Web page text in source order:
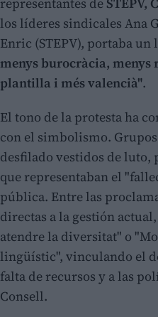
los líderes sindicales Ana
Enric (STEPV), portaba un
menys burocràcia, menys
plantilla i més valencià".
El tono de la protesta ha
con el simbolismo.
desfilado vestidos de luto,
que representaban el
pública. Entre las
directas a la gestión
atendre la diversitat" o
lingüístic", vinculando el
falta de recursos y a las
Consell.